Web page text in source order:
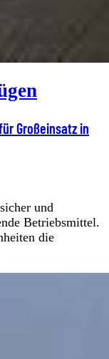
Großeinsatz in
und
Betriebsmittel.
die